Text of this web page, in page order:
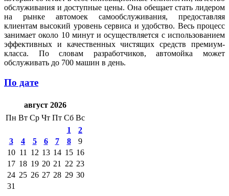
обслуживания и доступные цены. Она обещает стать лидером
на рынке автомоек самообслуживания, предоставляя
клиентам высокий уровень сервиса и удобство. Весь процесс
занимает около 10 минут и осуществляется с использованием
эффективных и качественных чистящих средств премиум-
класса. По словам разработчиков, автомойка может
обслуживать до 700 машин в день.
По дате
август 2026
Пн Вт Ср Чт Пт Сб Вс
1
2
3
4 5 6 7 8
9
10 11 12 13 14 15 16
17 18 19 20 21 22 23
24 25 26 27 28 29 30
31